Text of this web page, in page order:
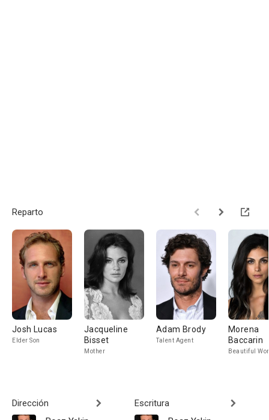
Reparto
Josh Lucas
Elder Son
Jacqueline
Bisset
Mother
Adam Brody
Talent Agent
Morena
Baccarin
Beautiful
Dirección
Escritura